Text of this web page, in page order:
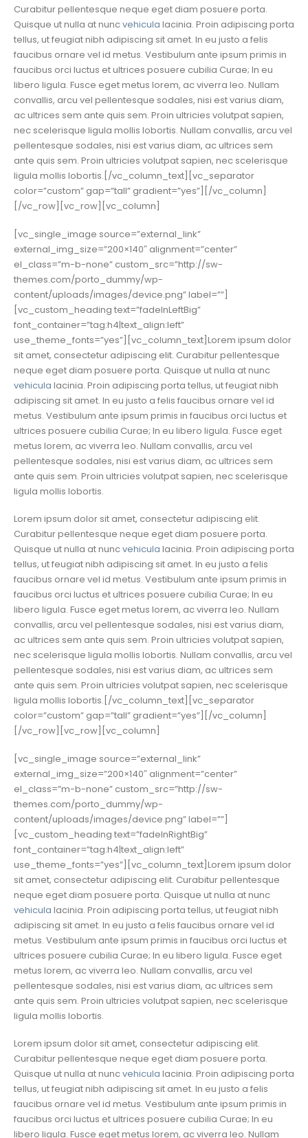
Curabitur pellentesque neque eget diam posuere porta.
Quisque ut nulla at nuncvehicula lacinia. Proin adipiscing porta
tellus, ut feugiat nibh adipiscing sit amet. In eu justo a felis
faucibus ornare vel id metus. Vestibulum ante ipsum primis in
faucibus orci luctus et ultrices posuere cubilia Curae; In eu
libero ligula. Fusce eget metus lorem, ac viverra leo. Nullam
convallis, arcu vel pellentesque sodales, nisi est varius diam,
ac ultrices sem ante quis sem. Proin ultricies volutpat sapien,
nec scelerisque ligula mollis lobortis. Nullam convallis, arcu vel
pellentesque sodales, nisi est varius diam, ac ultrices sem
ante quis sem. Proin ultricies volutpat sapien, nec scelerisque
ligula mollis lobortis.[/vc_column_text][vc_separator
color=”custom” gap=”tall” gradient=”yes”][/vc_column]
[/vc_row][vc_row][vc_column]
[vc_single_image source=”external_link”
external_img_size=”200×140″ alignment=”center”
el_class=”m-b-none” custom_src=”http://sw-
themes.com/porto_dummy/wp-
content/uploads/images/device.png” label=””]
[vc_custom_heading text=”fadeInLeftBig”
font_container=”tag:h4|text_align:left”
use_theme_fonts=”yes”][vc_column_text]Lorem ipsum dolor
sit amet, consectetur adipiscing elit. Curabitur pellentesque
neque eget diam posuere porta. Quisque ut nulla at nunc
vehicula lacinia. Proin adipiscing porta tellus, ut feugiat nibh
adipiscing sit amet. In eu justo a felis faucibus ornare vel id
metus. Vestibulum ante ipsum primis in faucibus orci luctus et
ultrices posuere cubilia Curae; In eu libero ligula. Fusce eget
metus lorem, ac viverra leo. Nullam convallis, arcu vel
pellentesque sodales, nisi est varius diam, ac ultrices sem
ante quis sem. Proin ultricies volutpat sapien, nec scelerisque
ligula mollis lobortis.
Lorem ipsum dolor sit amet, consectetur adipiscing elit.
Curabitur pellentesque neque eget diam posuere porta.
Quisque ut nulla at nuncvehicula lacinia. Proin adipiscing porta
tellus, ut feugiat nibh adipiscing sit amet. In eu justo a felis
faucibus ornare vel id metus. Vestibulum ante ipsum primis in
faucibus orci luctus et ultrices posuere cubilia Curae; In eu
libero ligula. Fusce eget metus lorem, ac viverra leo. Nullam
convallis, arcu vel pellentesque sodales, nisi est varius diam,
ac ultrices sem ante quis sem. Proin ultricies volutpat sapien,
nec scelerisque ligula mollis lobortis. Nullam convallis, arcu vel
pellentesque sodales, nisi est varius diam, ac ultrices sem
ante quis sem. Proin ultricies volutpat sapien, nec scelerisque
ligula mollis lobortis.[/vc_column_text][vc_separator
color=”custom” gap=”tall” gradient=”yes”][/vc_column]
[/vc_row][vc_row][vc_column]
[vc_single_image source=”external_link”
external_img_size=”200×140″ alignment=”center”
el_class=”m-b-none” custom_src=”http://sw-
themes.com/porto_dummy/wp-
content/uploads/images/device.png” label=””]
[vc_custom_heading text=”fadeInRightBig”
font_container=”tag:h4|text_align:left”
use_theme_fonts=”yes”][vc_column_text]Lorem ipsum dolor
sit amet, consectetur adipiscing elit. Curabitur pellentesque
neque eget diam posuere porta. Quisque ut nulla at nunc
vehicula lacinia. Proin adipiscing porta tellus, ut feugiat nibh
adipiscing sit amet. In eu justo a felis faucibus ornare vel id
metus. Vestibulum ante ipsum primis in faucibus orci luctus et
ultrices posuere cubilia Curae; In eu libero ligula. Fusce eget
metus lorem, ac viverra leo. Nullam convallis, arcu vel
pellentesque sodales, nisi est varius diam, ac ultrices sem
ante quis sem. Proin ultricies volutpat sapien, nec scelerisque
ligula mollis lobortis.
Lorem ipsum dolor sit amet, consectetur adipiscing elit.
Curabitur pellentesque neque eget diam posuere porta.
Quisque ut nulla at nuncvehicula lacinia. Proin adipiscing porta
tellus, ut feugiat nibh adipiscing sit amet. In eu justo a felis
faucibus ornare vel id metus. Vestibulum ante ipsum primis in
faucibus orci luctus et ultrices posuere cubilia Curae; In eu
libero ligula. Fusce eget metus lorem, ac viverra leo. Nullam